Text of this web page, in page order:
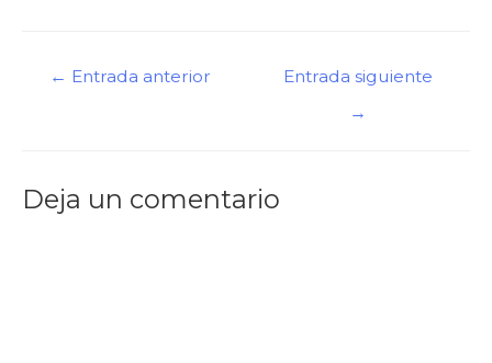
← Entrada anterior
Entrada siguiente
→
Deja un comentario